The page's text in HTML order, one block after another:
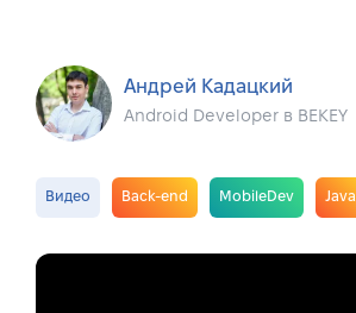
Андрей Кадацкий
Android Developer в BEKEY
Видео Back-end MobileDev Java